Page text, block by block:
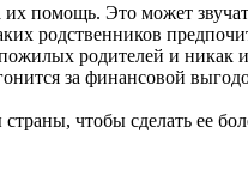
помощь. Это может
родственников
родителей и никак
за финансовой
чтобы сделать ее